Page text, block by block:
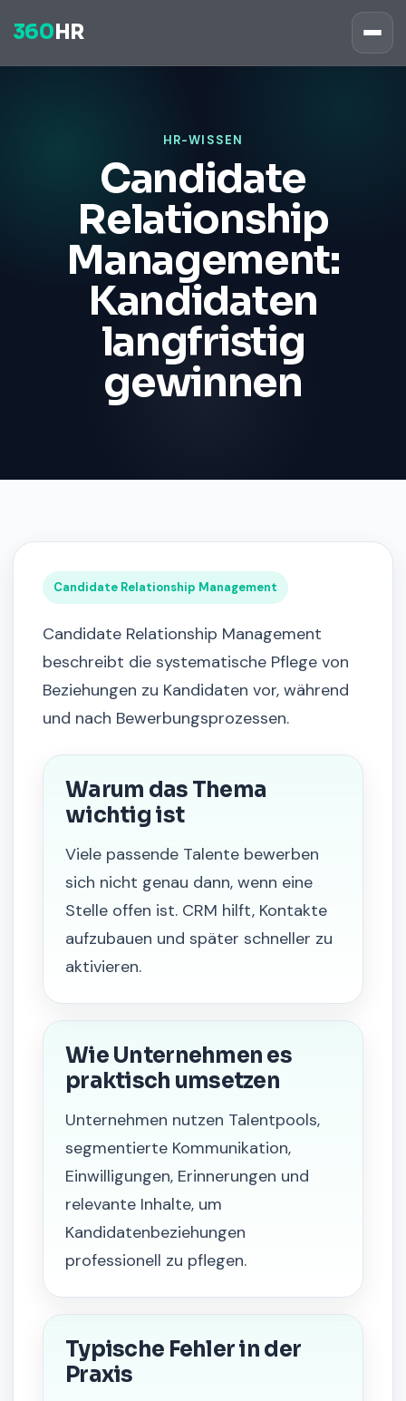
360 HR
HR-WISSEN
Candidate
Relationship
Management:
Kandidaten
langfristig
gewinnen
Candidate Relationship Management
Candidate Relationship Management
beschreibt die systematische Pflege von
Beziehungen zu Kandidaten vor, während
und nach Bewerbungsprozessen.
Warum das Thema
wichtig ist
Viele passende Talente bewerben
sich nicht genau dann, wenn eine
Stelle offen ist. CRM hilft, Kontakte
aufzubauen und später schneller zu
aktivieren.
Wie Unternehmen es
praktisch umsetzen
Unternehmen nutzen Talentpools,
segmentierte Kommunikation,
Einwilligungen, Erinnerungen und
relevante Inhalte, um
Kandidatenbeziehungen
professionell zu pflegen.
Typische Fehler in der
Praxis